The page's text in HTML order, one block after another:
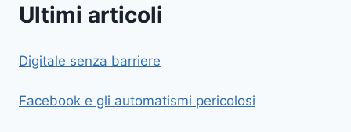
Ultimi articoli
Digitale senza barriere
Facebook e gli automatismi pericolosi